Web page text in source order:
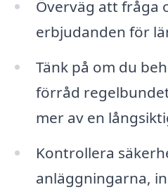
Överväg att fråga
erbjudanden för
Tänk på om du
förråd
mer av en
Kontrollera
anläggningarna,